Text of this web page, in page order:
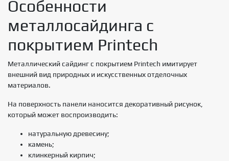
Особенности
металлосайдинга с
покрытием Printech
Металлический сайдинг с покрытием Printech имитирует
внешний вид природных и искусственных отделочных
материалов.
На поверхность панели наносится декоративный рисунок,
который может воспроизводить:
натуральную древесину;
камень;
клинкерный кирпич;